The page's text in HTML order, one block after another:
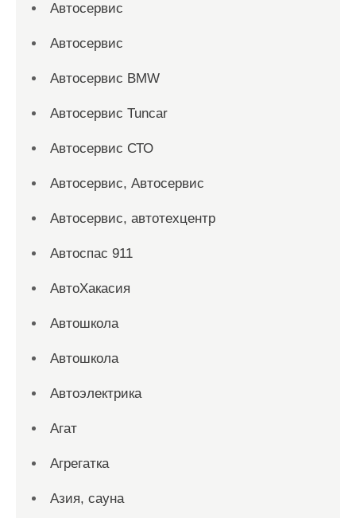
Автосервис
Автосервис
Автосервис BMW
Автосервис Tuncar
Автосервис СТО
Автосервис, Автосервис
Автосервис, автотехцентр
Автоспас 911
АвтоХакасия
Автошкола
Автошкола
Автоэлектрика
Агат
Агрегатка
Азия, сауна